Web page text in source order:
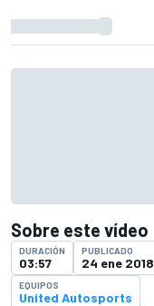
Sobre este vídeo
DURACIÓN
03:57
PUBLICADO
24 ene 2018
EQUIPOS
United Autosports